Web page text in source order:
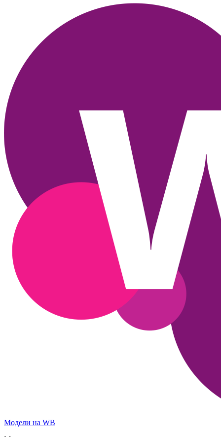
Модели на WB